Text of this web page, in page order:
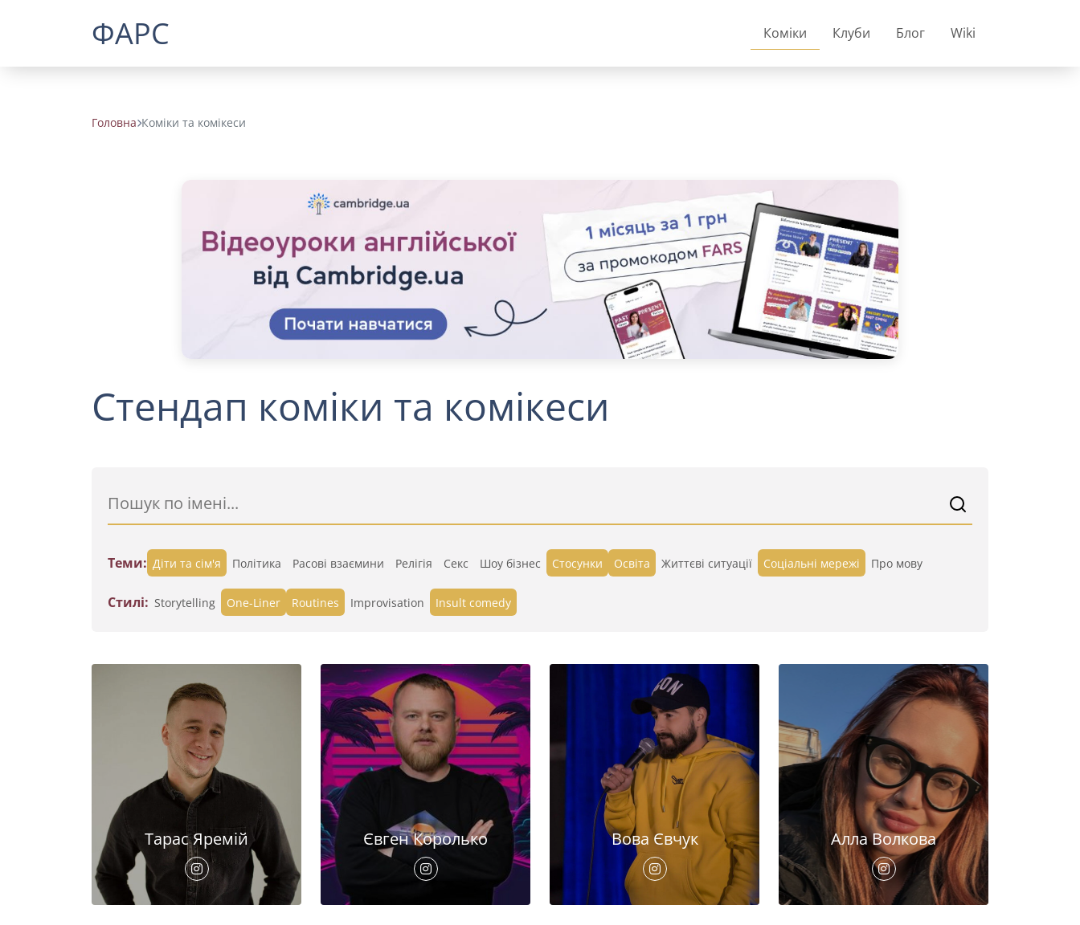
ФАРС Коміки Клуби Блог Wiki
Головна Коміки та комікеси
Стендап коміки та комікеси
Теми: Діти та сім'я Політика Расові взаємини Релігія Секс Шоу бізнес Стосунки Освіта Життєві ситуації Cоціальні мережі Про мову
Стилі: Storytelling One-Liner Routines Improvisation Insult comedy
Тарас Яремій Євген Королько Вова Євчук Алла Волкова